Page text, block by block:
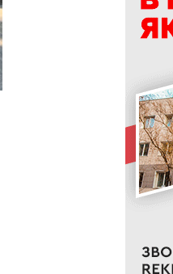
13:15
12:42
12:33